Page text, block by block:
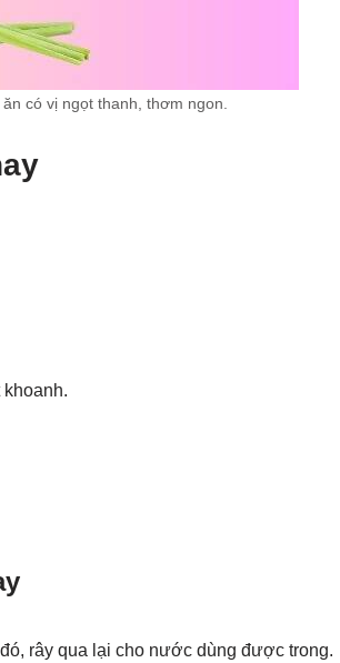
có vị ngọt thanh, thơm ngon.
khoanh.
rây qua lại cho nước dùng được trong.